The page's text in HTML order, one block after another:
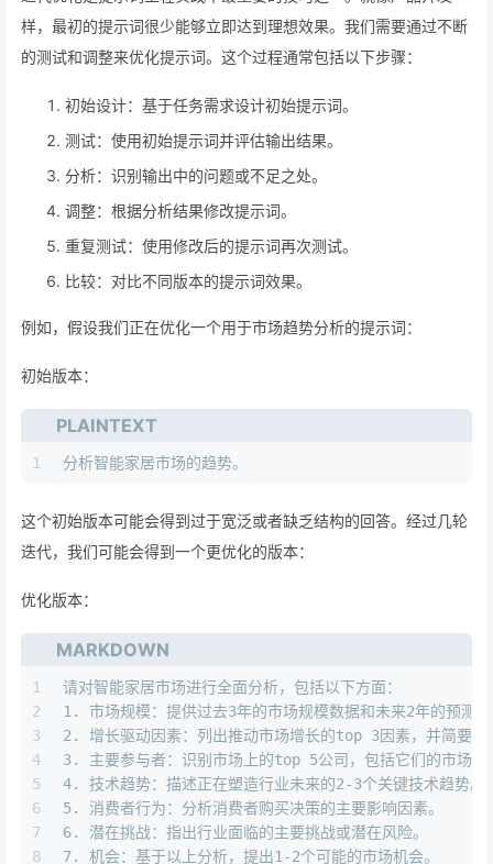
样，最初的提示词很少能够立即达到理想效果。我们需要通过不断
的测试和调整来优化提示词。这个过程通常包括以下步骤：
初始设计：基于任务需求设计初始提示词。
测试：使用初始提示词并评估输出结果。
分析：识别输出中的问题或不足之处。
调整：根据分析结果修改提示词。
重复测试：使用修改后的提示词再次测试。
比较：对比不同版本的提示词效果。
例如，假设我们正在优化一个用于市场趋势分析的提示词：
初始版本：
PLAINTEXT
1 分析智能家居市场的趋势。
这个初始版本可能会得到过于宽泛或者缺乏结构的回答。经过几轮
迭代，我们可能会得到一个更优化的版本：
优化版本：
MARKDOWN
1
2
3
4
5
6
7
8
请对智能家居市场进行全面分析，包括以下方面：
1.
市场规模：提供过去3年的市场规模数据和未来2年的预测。
2.
增长驱动因素：列出推动市场增长的top 3因素，并简要解
3.
主要参与者：识别市场上的top 5公司，包括它们的市场份
4.
技术趋势：描述正在塑造行业未来的2-3个关键技术趋势。
5.
消费者行为：分析消费者购买决策的主要影响因素。
6.
潜在挑战：指出行业面临的主要挑战或潜在风险。
7.
机会：基于以上分析，提出1-2个可能的市场机会。